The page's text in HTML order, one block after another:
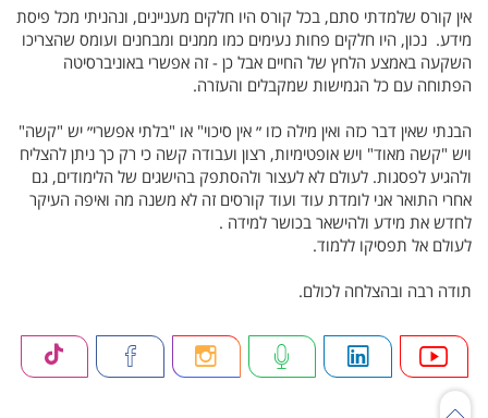
אין קורס שלמדתי סתם, בכל קורס היו חלקים מעניינים, ונהניתי מכל פיסת
מידע. נכון, היו חלקים פחות נעימים כמו ממנים ומבחנים ועומס שהצריכו
השקעה באמצע הלחץ של החיים אבל כן - זה אפשרי באוניברסיטה
הפתוחה עם כל הגמישות שמקבלים והעזרה.
הבנתי שאין דבר כזה ואין מילה כזו ״ אין סיכוי" או "בלתי אפשרי״ יש "קשה"
ויש "קשה מאוד" ויש אופטימיות, רצון ועבודה קשה כי רק כך ניתן להצליח
ולהגיע לפסגות. לעולם לא לעצור ולהסתפק בהישגים של הלימודים, גם
אחרי התואר אני לומדת עוד ועוד קורסים זה לא משנה מה ואיפה העיקר
לחדש את מידע ולהישאר בכושר למידה .
לעולם אל תפסיקו ללמוד.
תודה רבה ובהצלחה לכולם.